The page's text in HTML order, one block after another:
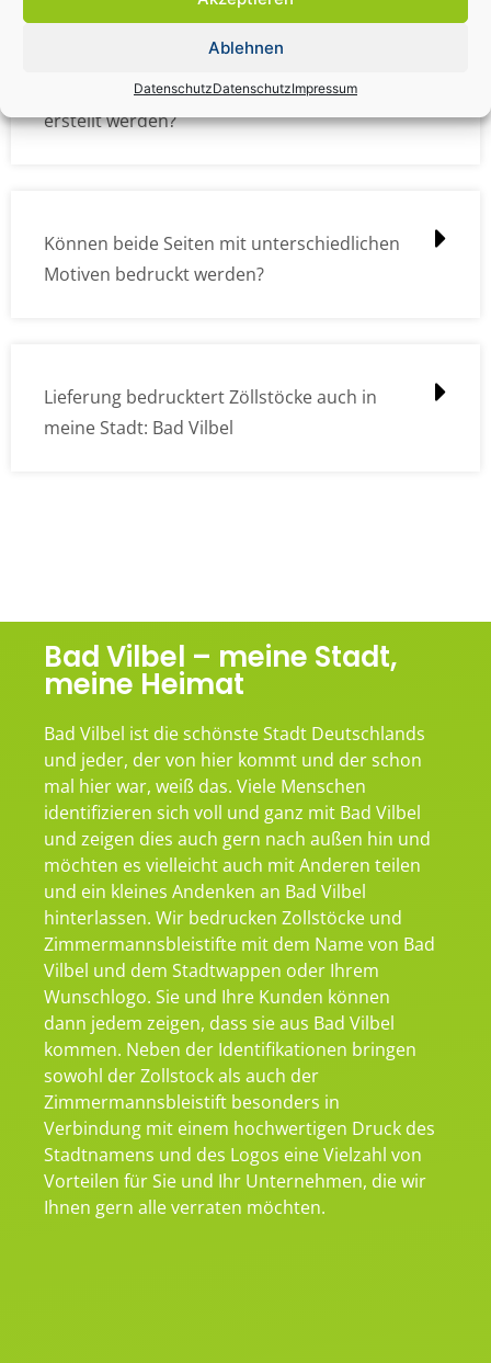
Ablehnen
DatenschutzDatenschutzImpressum
Wie müssen die Druckdateien angelegt /
erstellt werden?
Können beide Seiten mit unterschiedlichen
Motiven bedruckt werden?
Lieferung bedrucktert Zöllstöcke auch in
meine Stadt: Bad Vilbel
Bad Vilbel – meine Stadt,
meine Heimat
Bad Vilbel ist die schönste Stadt Deutschlands
und jeder, der von hier kommt und der schon
mal hier war, weiß das. Viele Menschen
identifizieren sich voll und ganz mit Bad Vilbel
und zeigen dies auch gern nach außen hin und
möchten es vielleicht auch mit Anderen teilen
und ein kleines Andenken an Bad Vilbel
hinterlassen. Wir bedrucken Zollstöcke und
Zimmermannsbleistifte mit dem Name von Bad
Vilbel und dem Stadtwappen oder Ihrem
Wunschlogo. Sie und Ihre Kunden können
dann jedem zeigen, dass sie aus Bad Vilbel
kommen. Neben der Identifikationen bringen
sowohl der Zollstock als auch der
Zimmermannsbleistift besonders in
Verbindung mit einem hochwertigen Druck des
Stadtnamens und des Logos eine Vielzahl von
Vorteilen für Sie und Ihr Unternehmen, die wir
Ihnen gern alle verraten möchten.